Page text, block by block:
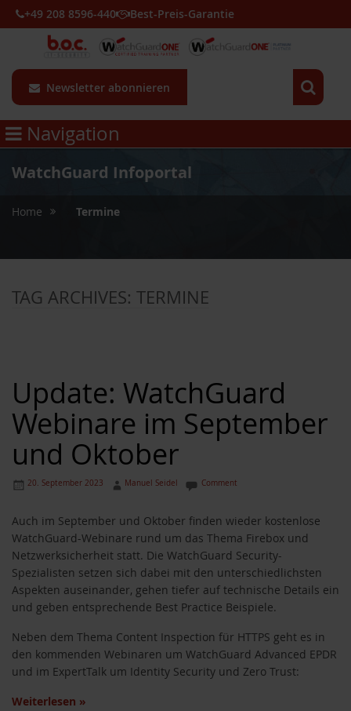
Newsletter abonnieren
+49 208 8596-440 Best-Preis-Garantie
Navigation
WatchGuard Infoportal
Home Termine
TAG ARCHIVES: TERMINE
Update: WatchGuard
Webinare im September
und Oktober
20. September 2023 Manuel Seidel Comment
Auch im September und Oktober finden wieder kostenlose
WatchGuard-Webinare rund um das Thema Firebox und
Netzwerksicherheit statt. Die WatchGuard Security-
Spezialisten setzen sich dabei mit den unterschiedlichsten
Aspekten auseinander, gehen tiefer auf technische Details ein
und geben entsprechende Best Practice Beispiele.
Neben dem Thema Content Inspection für HTTPS geht es in
den kommenden Webinaren um WatchGuard Advanced EPDR
und im ExpertTalk um Identity Security und Zero Trust:
Weiterlesen »